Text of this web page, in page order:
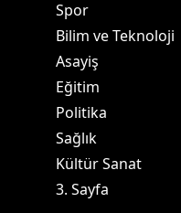
Spor
Bilim ve Teknoloji
Asayiş
Eğitim
Politika
Sağlık
Kültür Sanat
3. Sayfa